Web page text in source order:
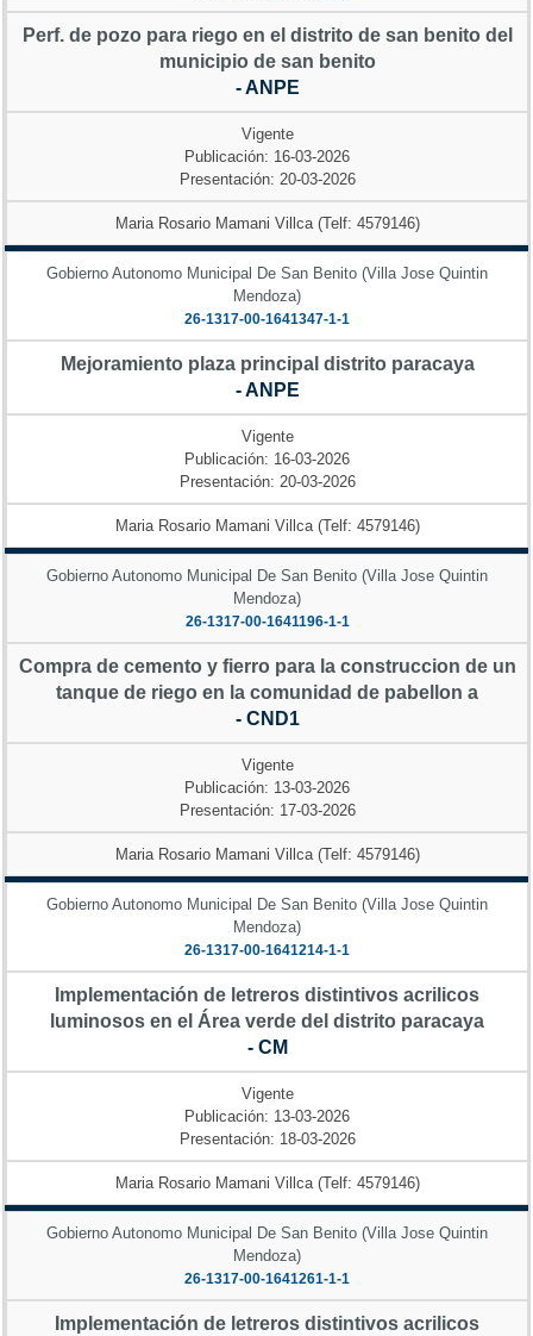
Perf. de pozo para riego en el distrito de san benito del
municipio de san benito
- ANPE
Vigente
Publicación: 16-03-2026
Presentación: 20-03-2026
Maria Rosario Mamani Villca (Telf: 4579146)
Gobierno Autonomo Municipal De San Benito (Villa Jose Quintin
Mendoza)
26-1317-00-1641347-1-1
Mejoramiento plaza principal distrito paracaya
- ANPE
Vigente
Publicación: 16-03-2026
Presentación: 20-03-2026
Maria Rosario Mamani Villca (Telf: 4579146)
Gobierno Autonomo Municipal De San Benito (Villa Jose Quintin
Mendoza)
26-1317-00-1641196-1-1
Compra de cemento y fierro para la construccion de un
tanque de riego en la comunidad de pabellon a
- CND1
Vigente
Publicación: 13-03-2026
Presentación: 17-03-2026
Maria Rosario Mamani Villca (Telf: 4579146)
Gobierno Autonomo Municipal De San Benito (Villa Jose Quintin
Mendoza)
26-1317-00-1641214-1-1
Implementación de letreros distintivos acrilicos
luminosos en el Área verde del distrito paracaya
- CM
Vigente
Publicación: 13-03-2026
Presentación: 18-03-2026
Maria Rosario Mamani Villca (Telf: 4579146)
Gobierno Autonomo Municipal De San Benito (Villa Jose Quintin
Mendoza)
26-1317-00-1641261-1-1
Implementación de letreros distintivos acrilicos